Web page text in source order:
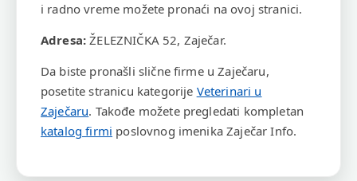
i radno vreme možete pronaći na ovoj stranici.
Adresa: ŽELEZNIČKA 52, Zaječar.
Da biste pronašli slične firme u Zaječaru,
posetite stranicu kategorije Veterinari u
Zaječaru. Takođe možete pregledati kompletan
katalog firmi poslovnog imenika Zaječar Info.